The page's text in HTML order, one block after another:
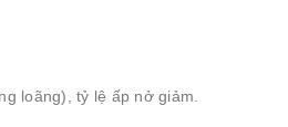
loãng), tỷ lệ ấp nở giảm.